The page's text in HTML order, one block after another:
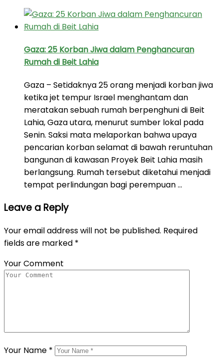
Gaza: 25 Korban Jiwa dalam Penghancuran
Rumah di Beit Lahia
Gaza – Setidaknya 25 orang menjadi korban jiwa
ketika jet tempur Israel menghantam dan
meratakan sebuah rumah berpenghuni di Beit
Lahia, Gaza utara, menurut sumber lokal pada
Senin. Saksi mata melaporkan bahwa upaya
pencarian korban selamat di bawah reruntuhan
bangunan di kawasan Proyek Beit Lahia masih
berlangsung. Rumah tersebut diketahui menjadi
tempat perlindungan bagi perempuan …
Leave a Reply
Your email address will not be published. Required
fields are marked *
Your Comment
Your Name *